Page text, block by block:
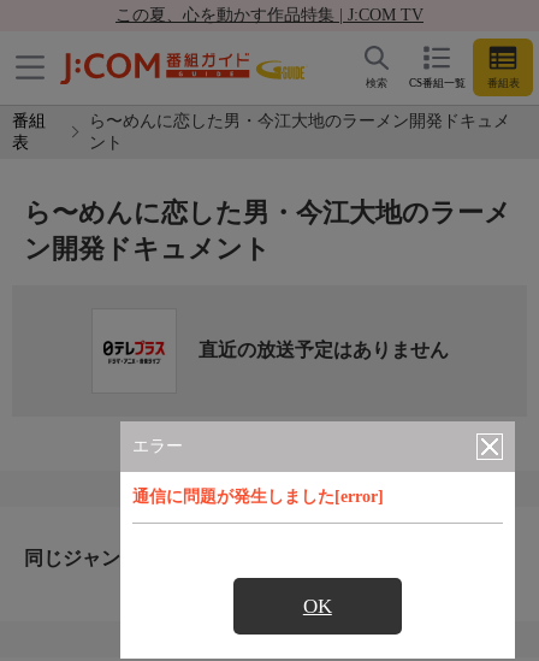
この夏、心を動かす作品特集 | J:COM TV
CS番組一覧 番組表
検索
番組
表
ら〜めんに恋した男・今江大地のラーメン開発ドキュメ
ント
エラー
通信に問題が発生しました[error]
OK
ら〜めんに恋した男・今江大地のラーメ
ン開発ドキュメント
直近の放送予定はありません
同じジャンルのおすすめ番組